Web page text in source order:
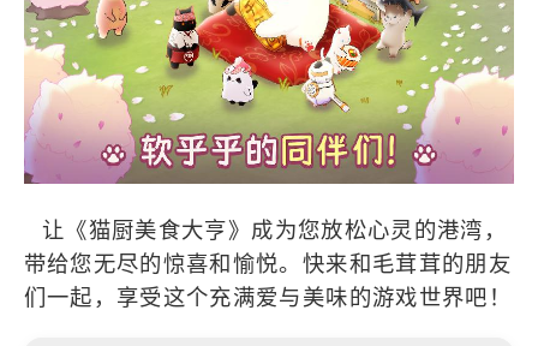
让《猫厨美食大亨》成为您放松心灵的港湾，
带给您无尽的惊喜和愉悦。快来和毛茸茸的朋友
们一起，享受这个充满爱与美味的游戏世界吧！